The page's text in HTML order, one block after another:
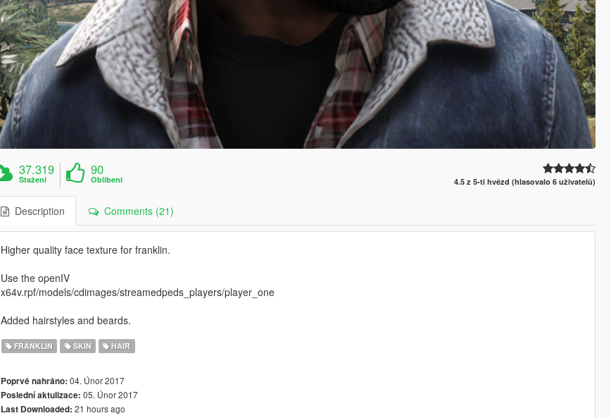
37.319
Stažení
90
Oblíbení 4.5 z 5-ti hvězd (hlasovalo 6 uživatelů)
Description Comments (21)
Higher quality face texture for franklin.
Use the openIV
x64v.rpf/models/cdimages/streamedpeds_players/player_one
Added hairstyles and beards.
FRANKLIN SKIN HAIR
Poprvé nahráno: 04. Únor 2017
Poslední aktulizace: 05. Únor 2017
Last Downloaded: 21 hours ago